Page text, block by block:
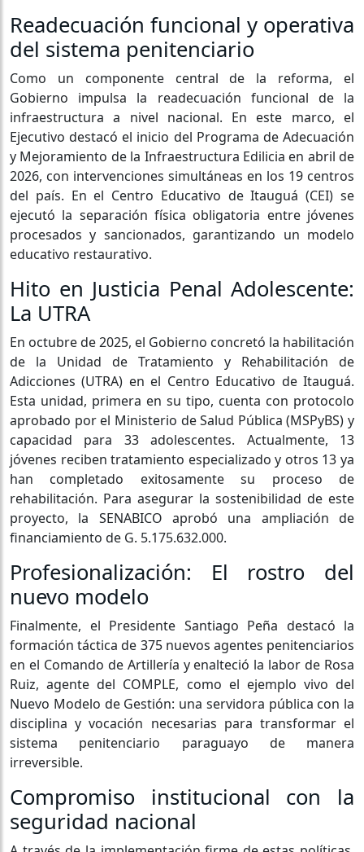
Readecuación funcional y operativa
del sistema penitenciario
Como un componente central de la reforma, el
Gobierno impulsa la readecuación funcional de la
infraestructura a nivel nacional. En este marco, el
Ejecutivo destacó el inicio del Programa de Adecuación
y Mejoramiento de la Infraestructura Edilicia en abril de
2026, con intervenciones simultáneas en los 19 centros
del país. En el Centro Educativo de Itauguá (CEI) se
ejecutó la separación física obligatoria entre jóvenes
procesados y sancionados, garantizando un modelo
educativo restaurativo.
Hito en Justicia Penal Adolescente:
La UTRA
En octubre de 2025, el Gobierno concretó la habilitación
de la Unidad de Tratamiento y Rehabilitación de
Adicciones (UTRA) en el Centro Educativo de Itauguá.
Esta unidad, primera en su tipo, cuenta con protocolo
aprobado por el Ministerio de Salud Pública (MSPyBS) y
capacidad para 33 adolescentes. Actualmente, 13
jóvenes reciben tratamiento especializado y otros 13 ya
han completado exitosamente su proceso de
rehabilitación. Para asegurar la sostenibilidad de este
proyecto, la SENABICO aprobó una ampliación de
financiamiento de G. 5.175.632.000.
Profesionalización: El rostro del
nuevo modelo
Finalmente, el Presidente Santiago Peña destacó la
formación táctica de 375 nuevos agentes penitenciarios
en el Comando de Artillería y enalteció la labor de Rosa
Ruiz, agente del COMPLE, como el ejemplo vivo del
Nuevo Modelo de Gestión: una servidora pública con la
disciplina y vocación necesarias para transformar el
sistema penitenciario paraguayo de manera
irreversible.
Compromiso institucional con la
seguridad nacional